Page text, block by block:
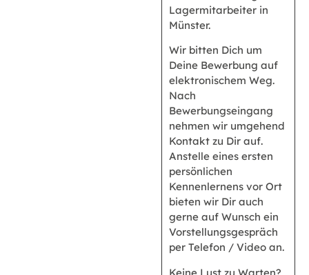
Lagermitarbeiter in
Münster.
Wir bitten Dich um
Deine Bewerbung auf
elektronischem Weg.
Nach
Bewerbungseingang
nehmen wir umgehend
Kontakt zu Dir auf.
Anstelle eines ersten
persönlichen
Kennenlernens vor Ort
bieten wir Dir auch
gerne auf Wunsch ein
Vorstellungsgespräch
per Telefon / Video an.
Keine Lust zu Warten?